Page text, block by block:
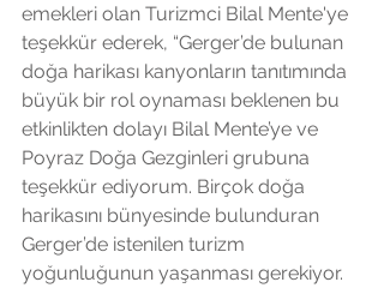
emekleri olan Turizmci Bilal Mente'ye
teşekkür ederek, “Gerger’de bulunan
doğa harikası kanyonların tanıtımında
büyük bir rol oynaması beklenen bu
etkinlikten dolayı Bilal Mente’ye ve
Poyraz Doğa Gezginleri grubuna
teşekkür ediyorum. Birçok doğa
harikasını bünyesinde bulunduran
Gerger’de istenilen turizm
yoğunluğunun yaşanması gerekiyor.